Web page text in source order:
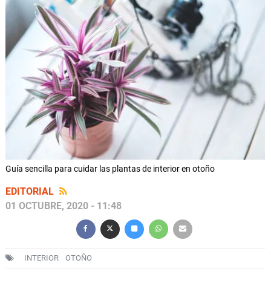
Guía sencilla para cuidar las plantas de interior en otoño
EDITORIAL
01 OCTUBRE, 2020 - 11:48
INTERIOR OTOÑO